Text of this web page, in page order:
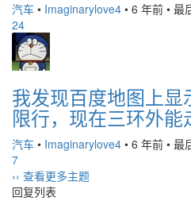
汽车 • Imaginarylove4 • 6 年前 • 最
24
我发现百度地图上
限行，现在三环外能
汽车 • Imaginarylove4 • 6 年前 • 最
7
›› 查看更多主题
回复列表